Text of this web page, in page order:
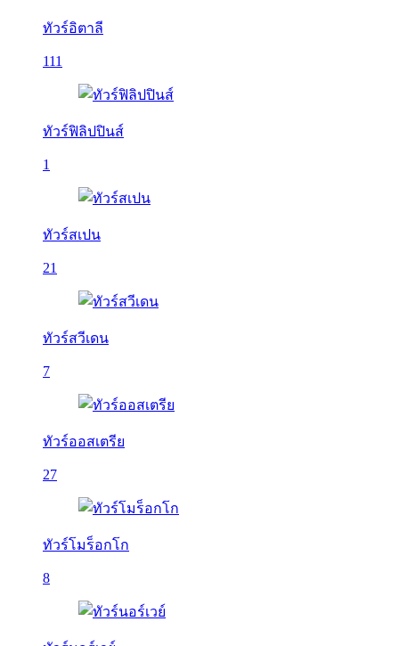
ทัวร์อิตาลี
111
ทัวร์ฟิลิปปินส์
1
ทัวร์สเปน
21
ทัวร์สวีเดน
7
ทัวร์ออสเตรีย
27
ทัวร์โมร็อกโก
8